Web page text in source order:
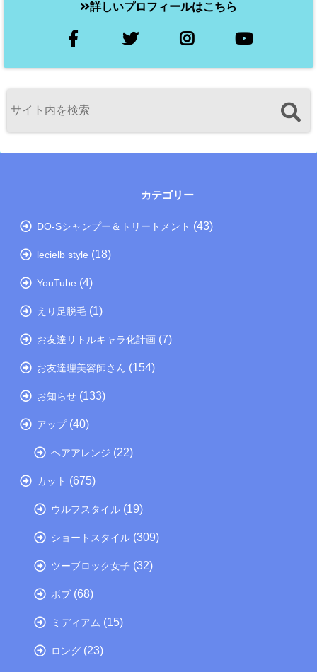
詳しいプロフィールはこちら
カテゴリー
DO-Sシャンプー＆トリートメント (43)
lecielb style (18)
YouTube (4)
えり足脱毛 (1)
お友達リトルキャラ化計画 (7)
お友達理美容師さん (154)
お知らせ (133)
アップ(40)
ヘアアレンジ (22)
カット (675)
ウルフスタイル (19)
ショートスタイル (309)
ツーブロック女子 (32)
ボブ (68)
ミディアム (15)
ロング (23)